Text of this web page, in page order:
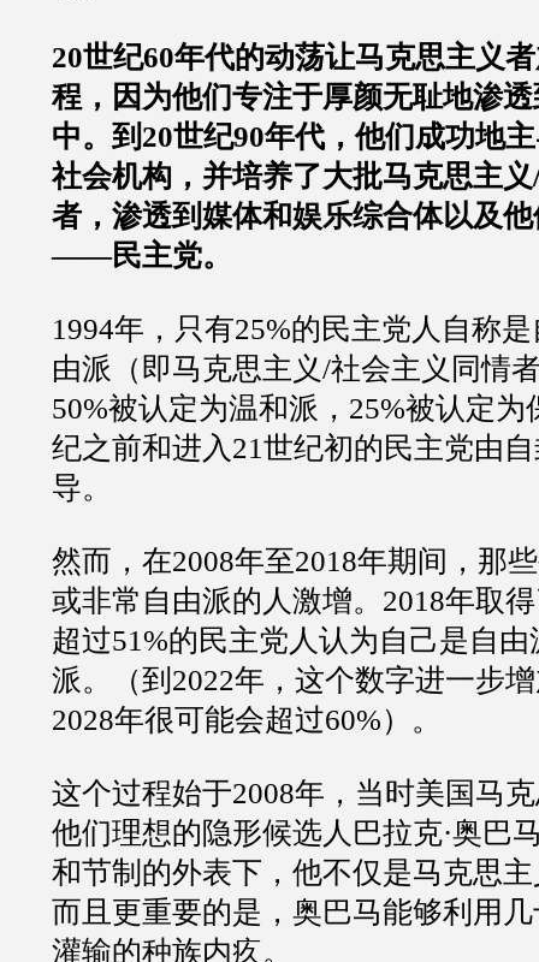
20世纪60年代的动荡让马克思主义
程，因为他们专注于厚颜无耻地渗
中。到20世纪90年代，他们成功地
社会机构，并培养了大批马克思主
者，渗透到媒体和娱乐综合体以及
——民主党。
1994年，只有25%的民主党人自称
由派（即马克思主义/社会主义同情
50%被认定为温和派，25%被认定为
纪之前和进入21世纪初的民主党由
导。
然而，在2008年至2018年期间，那
或非常自由派的人激增。2018年取
超过51%的民主党人认为自己是自
派。（到2022年，这个数字进一步
2028年很可能会超过60%）。
这个过程始于2008年，当时美国马
他们理想的隐形候选人巴拉克·奥巴
和节制的外表下，他不仅是马克思
而且更重要的是，奥巴马能够利用
灌输的种族内疚。